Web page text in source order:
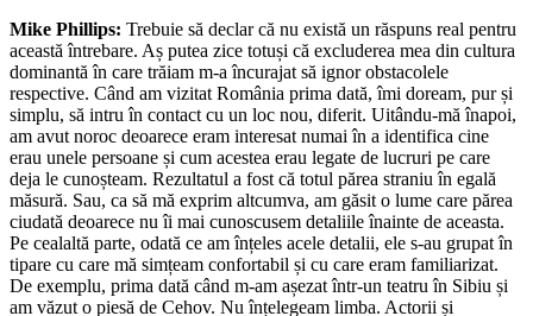
Mike Phillips: Trebuie să declar că nu există un răspuns real pentru
această întrebare. Aș putea zice totuși că excluderea mea din cultura
dominantă în care trăiam m-a încurajat să ignor obstacolele
respective. Când am vizitat România prima dată, îmi doream, pur și
simplu, să intru în contact cu un loc nou, diferit. Uitându-mă înapoi,
am avut noroc deoarece eram interesat numai în a identifica cine
erau unele persoane și cum acestea erau legate de lucruri pe care
deja le cunoșteam. Rezultatul a fost că totul părea straniu în egală
măsură. Sau, ca să mă exprim altcumva, am găsit o lume care părea
ciudată deoarece nu îi mai cunoscusem detaliile înainte de aceasta.
Pe cealaltă parte, odată ce am înțeles acele detalii, ele s-au grupat în
tipare cu care mă simțeam confortabil și cu care eram familiarizat.
De exemplu, prima dată când m-am așezat într-un teatru în Sibiu și
am văzut o piesă de Cehov. Nu înțelegeam limba. Actorii și